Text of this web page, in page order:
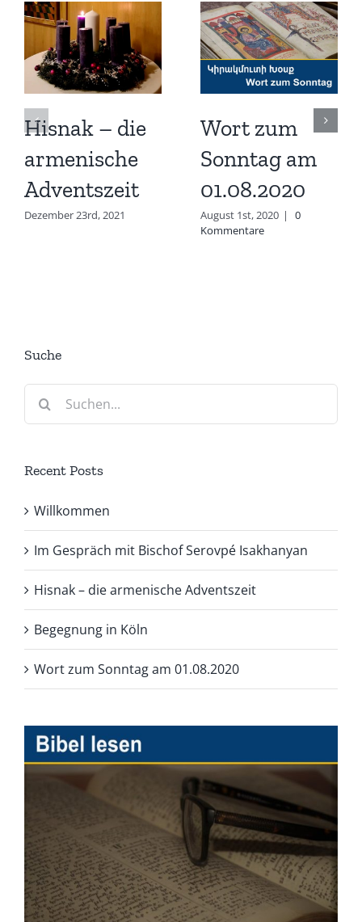
Hisnak – die
armenische
Adventszeit
Dezember 23rd, 2021
Wort zum
Sonntag am
01.08.2020
August 1st, 2020 |
0
Kommentare
Suche
Suche
Recent Posts
Willkommen
Im Gespräch mit Bischof Serovpé Isakhanyan
Hisnak – die armenische Adventszeit
Begegnung in Köln
Wort zum Sonntag am 01.08.2020